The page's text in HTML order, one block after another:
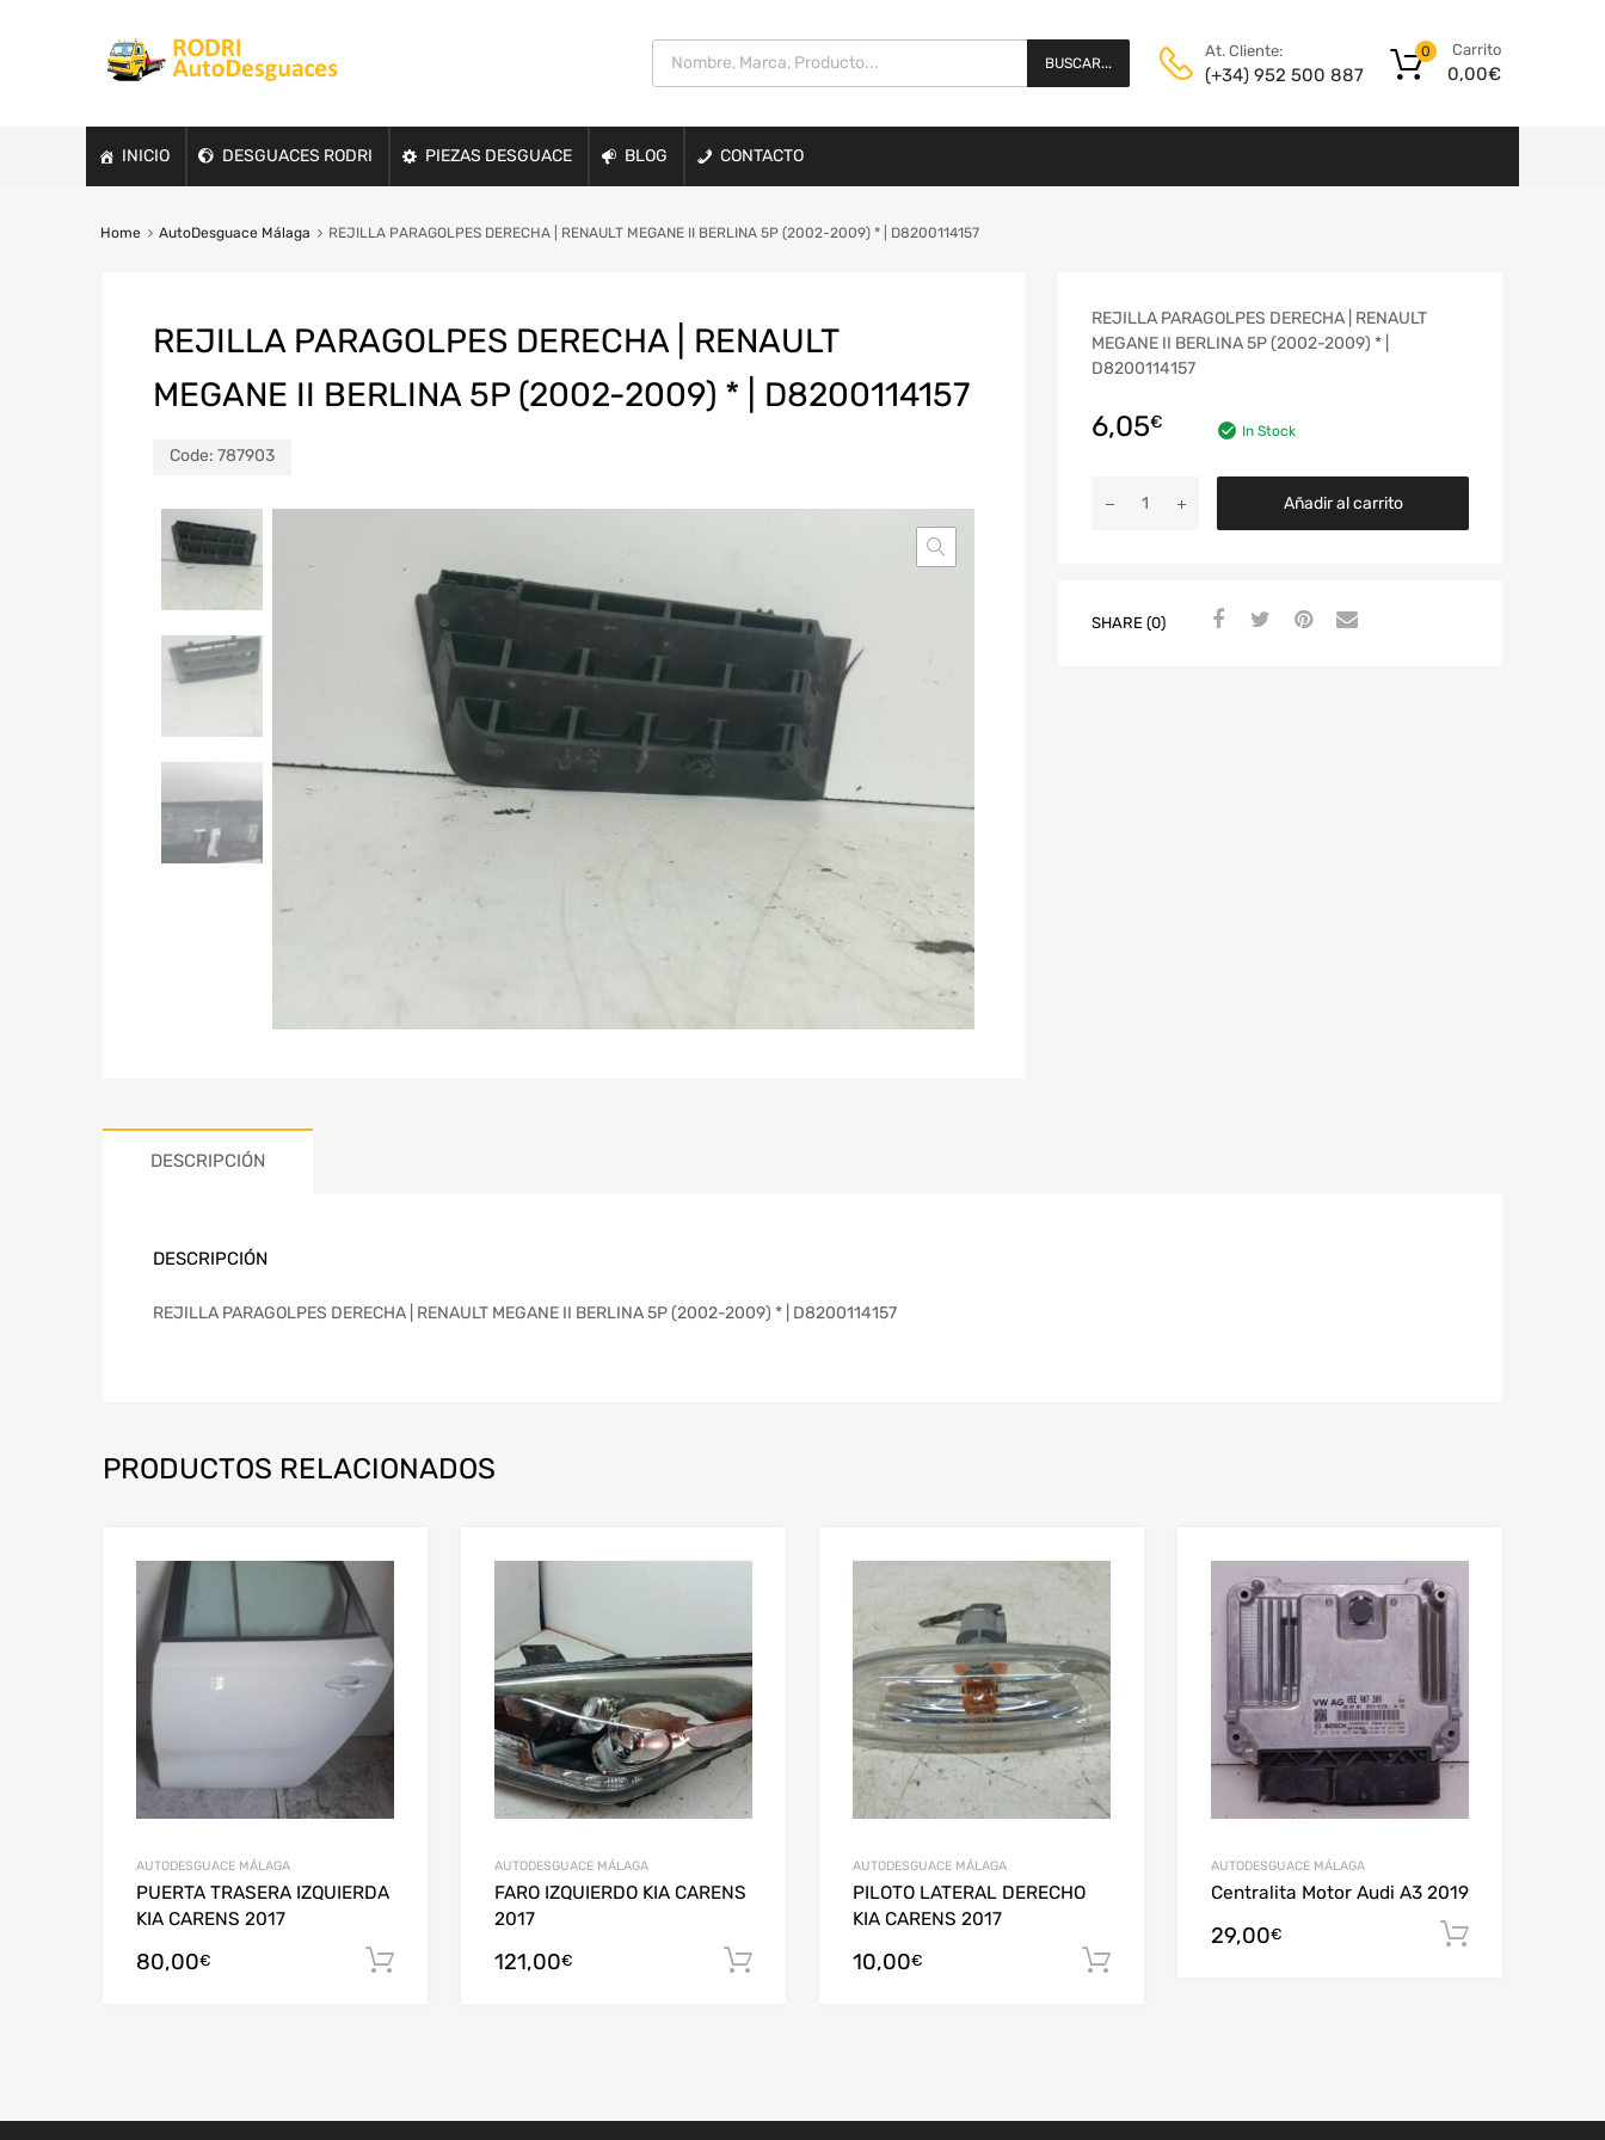
BUSCAR...
At. Cliente:
(+34) 952 500 887
Carrito
0,00€
0
INICIO DESGUACES RODRI PIEZAS DESGUACE BLOG CONTACTO
Home AutoDesguace Málaga REJILLA PARAGOLPES DERECHA | RENAULT MEGANE II BERLINA 5P (2002-2009) * | D8200114157
REJILLA PARAGOLPES DERECHA | RENAULT
MEGANE II BERLINA 5P (2002-2009) * | D8200114157
Code: 787903
REJILLA PARAGOLPES DERECHA | RENAULT
MEGANE II BERLINA 5P (2002-2009) * |
D8200114157
6,05€ In Stock
Añadir al carrito
SHARE (0)
DESCRIPCIÓN
DESCRIPCIÓN
REJILLA PARAGOLPES DERECHA | RENAULT MEGANE II BERLINA 5P (2002-2009) * | D8200114157
PRODUCTOS RELACIONADOS
AUTODESGUACE MÁLAGA
PUERTA TRASERA IZQUIERDA
KIA CARENS 2017
80,00€ Añadir al carrito
AUTODESGUACE MÁLAGA
FARO IZQUIERDO KIA CARENS
2017
121,00€ Añadir al carrito
AUTODESGUACE MÁLAGA
PILOTO LATERAL DERECHO
KIA CARENS 2017
10,00€
AUTODESGUACE MÁLAGA
Centralita Motor Audi A3 2019
29,00€